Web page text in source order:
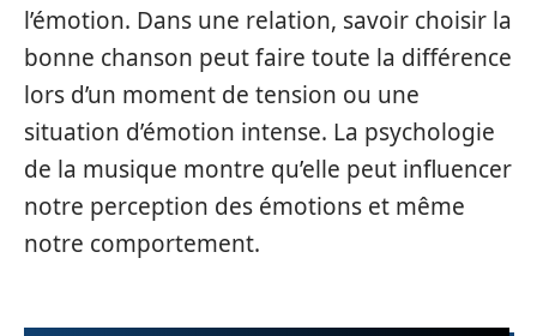
l’émotion. Dans une relation, savoir choisir la
bonne chanson peut faire toute la différence
lors d’un moment de tension ou une
situation d’émotion intense. La psychologie
de la musique montre qu’elle peut influencer
notre perception des émotions et même
notre comportement.